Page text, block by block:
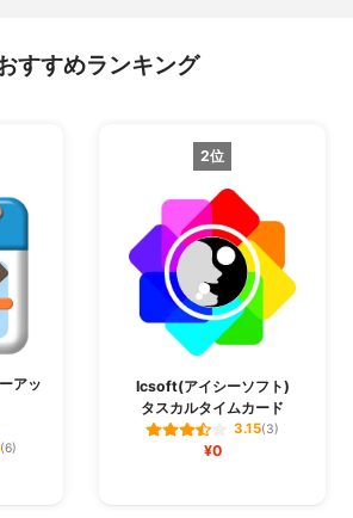
すすめランキング
アッ
(6)
2位
Icsoft(アイシーソフト)
タスカルタイムカード
3.15(3)
¥0